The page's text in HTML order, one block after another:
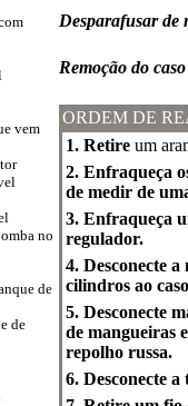
vem
no
de
de
Desparafusar de
Remoção do
ORDEM DE
1. Retire um
2. Enfraqueça
de medir de
3. Enfraqueça
regulador.
4. Desconecte
cilindros ao
5. Desconecte
de mangueiras
repolho russa.
6. Desconecte